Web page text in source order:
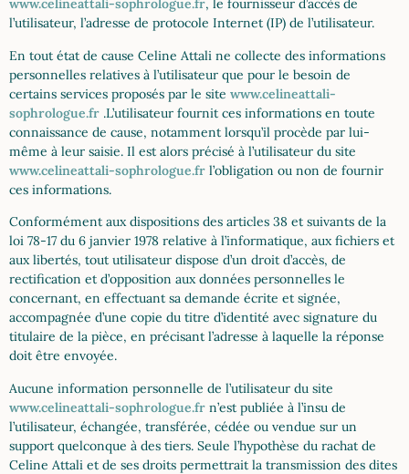
www.celineattali-sophrologue.fr, le fournisseur d’accès de
l’utilisateur, l’adresse de protocole Internet (IP) de l’utilisateur.
En tout état de cause Celine Attali ne collecte des informations
personnelles relatives à l’utilisateur que pour le besoin de
certains services proposés par le site www.celineattali-
sophrologue.fr .L’utilisateur fournit ces informations en toute
connaissance de cause, notamment lorsqu’il procède par lui-
même à leur saisie. Il est alors précisé à l’utilisateur du site
www.celineattali-sophrologue.fr l’obligation ou non de fournir
ces informations.
Conformément aux dispositions des articles 38 et suivants de la
loi 78-17 du 6 janvier 1978 relative à l’informatique, aux fichiers et
aux libertés, tout utilisateur dispose d’un droit d’accès, de
rectification et d’opposition aux données personnelles le
concernant, en effectuant sa demande écrite et signée,
accompagnée d’une copie du titre d’identité avec signature du
titulaire de la pièce, en précisant l’adresse à laquelle la réponse
doit être envoyée.
Aucune information personnelle de l’utilisateur du site
www.celineattali-sophrologue.fr n’est publiée à l’insu de
l’utilisateur, échangée, transférée, cédée ou vendue sur un
support quelconque à des tiers. Seule l’hypothèse du rachat de
Celine Attali et de ses droits permettrait la transmission des dites